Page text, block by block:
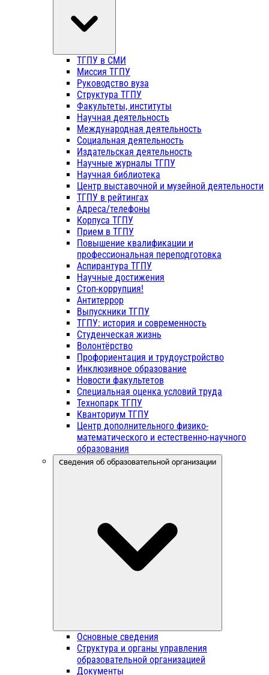
ТГПУ в СМИ
Миссия ТГПУ
Руководство вуза
Структура ТГПУ
Факультеты, институты
Научная деятельность
Международная деятельность
Социальная деятельность
Издательская деятельность
Научные журналы ТГПУ
Научная библиотека
Центр выставочной и музейной деятельности
ТГПУ в рейтингах
Адреса/телефоны
Корпуса ТГПУ
Прием в ТГПУ
Повышение квалификации и
профессиональная переподготовка
Аспирантура ТГПУ
Научные достижения
Стоп-коррупция!
Антитеррор
Выпускники ТГПУ
ТГПУ: история и современность
Студенческая жизнь
Волонтёрство
Профориентация и трудоустройство
Инклюзивное образование
Новости факультетов
Специальная оценка условий труда
Технопарк ТГПУ
Кванториум ТГПУ
Центр дополнительного физико-
математического и естественно-научного
образования
Сведения об образовательной организации
Основные сведения
Структура и органы управления
образовательной организацией
Документы